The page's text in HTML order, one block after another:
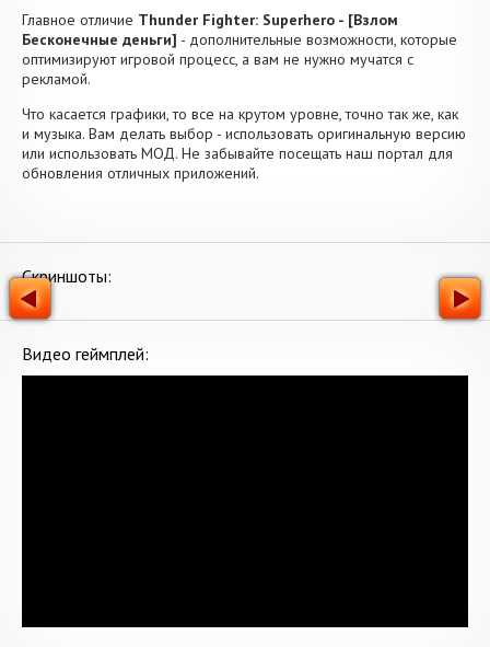
Главное отличие Thunder Fighter: Superhero - [Взлом
Бесконечные деньги] - дополнительные возможности, которые
оптимизируют игровой процесс, а вам не нужно мучатся с
рекламой.
Что касается графики, то все на крутом уровне, точно так же, как
и музыка. Вам делать выбор - использовать оригинальную версию
или использовать МОД. Не забывайте посещать наш портал для
обновления отличных приложений.
Скриншоты:
Видео геймплей: